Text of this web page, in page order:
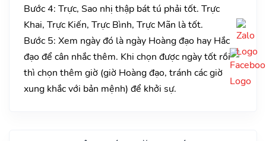
Bước 4: Trực, Sao nhị thập bát tú phải tốt. Trực
Khai, Trực Kiến, Trực Bình, Trực Mãn là tốt.
Bước 5: Xem ngày đó là ngày Hoàng đạo hay Hắc
đạo để cân nhắc thêm. Khi chọn được ngày tốt rồi
thì chọn thêm giờ (giờ Hoàng đạo, tránh các giờ
xung khắc với bản mệnh) để khởi sự.